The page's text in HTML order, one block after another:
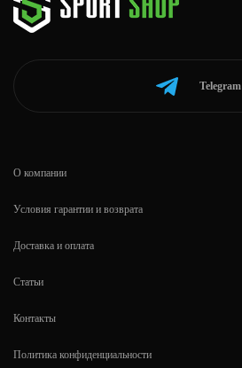
Telegram
О компании
Условия гарантии и возврата
Доставка и оплата
Статьи
Контакты
Политика конфиденциальности